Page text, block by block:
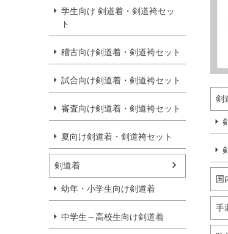
学生向け 剣道着・剣道袴セッ
ト
稽古向け剣道着・剣道袴セット
試合向け剣道着・剣道袴セット
審査向け剣道着・剣道袴セット
夏向け剣道着・剣道袴セット
剣道着
幼年・小学生向け剣道着
中学生～高校生向け剣道着
剣
国
手